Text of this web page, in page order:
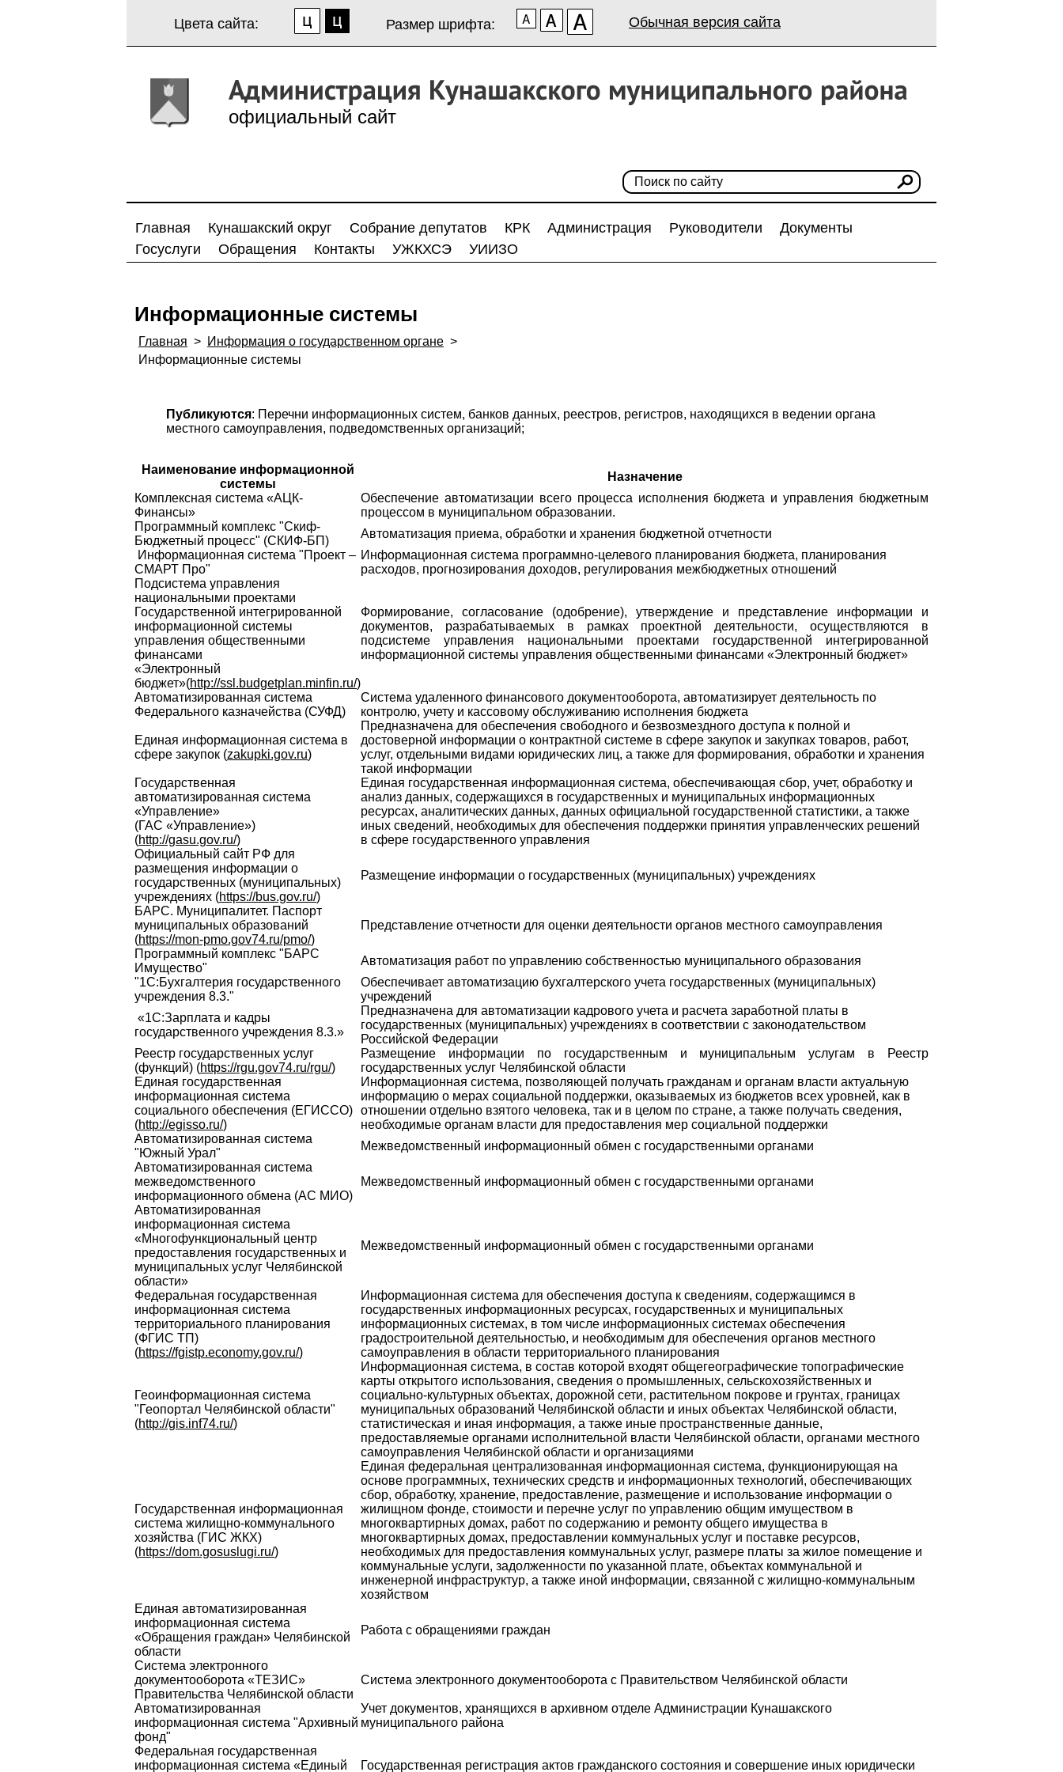
Цвета сайта: Размер шрифта: Обычная версия сайта
официальный сайт
Главная Кунашакский округ Собрание депутатов КРК Администрация Руководители
Документы
Госуслуги
Обращения Контакты УЖКХСЭ УИИЗО
Информационные системы
Главная > Информация о государственном органе >
Информационные системы
Публикуются: Перечни информационных систем, банков данных, реестров, регистров, находящихся в ведении органа
местного самоуправления, подведомственных организаций;
Наименование информационной
системы
Назначение
Комплексная система «АЦК-
Финансы»
Обеспечение автоматизации всего процесса исполнения бюджета и управления бюджетным
процессом в муниципальном образовании.
Программный комплекс "Скиф-
Бюджетный процесс" (СКИФ-БП)
Автоматизация приема, обработки и хранения бюджетной отчетности
Информационная система "Проект –
СМАРТ Про"
Информационная система программно-целевого планирования бюджета, планирования
расходов, прогнозирования доходов, регулирования межбюджетных отношений
Подсистема управления
национальными проектами
Государственной интегрированной
информационной системы
управления общественными
финансами
«Электронный
бюджет»(http://ssl.budgetplan.minfin.ru/)
Формирование, согласование (одобрение), утверждение и представление информации и
документов, разрабатываемых в рамках проектной деятельности, осуществляются в
подсистеме управления национальными проектами государственной интегрированной
информационной системы управления общественными финансами «Электронный бюджет»
Автоматизированная система
Федерального казначейства (СУФД)
Система удаленного финансового документооборота, автоматизирует деятельность по
контролю, учету и кассовому обслуживанию исполнения бюджета
Единая информационная система в
сфере закупок (zakupki.gov.ru)
Предназначена для обеспечения свободного и безвозмездного доступа к полной и
достоверной информации о контрактной системе в сфере закупок и закупках товаров, работ,
услуг, отдельными видами юридических лиц, а также для формирования, обработки и хранения
такой информации
Государственная
автоматизированная система
«Управление»
(ГАС «Управление»)
(http://gasu.gov.ru/)
Единая государственная информационная система, обеспечивающая сбор, учет, обработку и
анализ данных, содержащихся в государственных и муниципальных информационных
ресурсах, аналитических данных, данных официальной государственной статистики, а также
иных сведений, необходимых для обеспечения поддержки принятия управленческих решений
в сфере государственного управления
Официальный сайт РФ для
размещения информации о
государственных (муниципальных)
учреждениях (https://bus.gov.ru/)
Размещение информации о государственных (муниципальных) учреждениях
БАРС. Муниципалитет. Паспорт
муниципальных образований
(https://mon-pmo.gov74.ru/pmo/)
Представление отчетности для оценки деятельности органов местного самоуправления
Программный комплекс "БАРС
Имущество"
Автоматизация работ по управлению собственностью муниципального образования
"1С:Бухгалтерия государственного
учреждения 8.3."
Обеспечивает автоматизацию бухгалтерского учета государственных (муниципальных)
учреждений
«1С:Зарплата и кадры
государственного учреждения 8.3.»
Предназначена для автоматизации кадрового учета и расчета заработной платы в
государственных (муниципальных) учреждениях в соответствии с законодательством
Российской Федерации
Реестр государственных услуг
(функций) (https://rgu.gov74.ru/rgu/)
Размещение информации по государственным и муниципальным услугам в Реестр
государственных услуг Челябинской области
Единая государственная
информационная система
социального обеспечения (ЕГИССО)
(http://egisso.ru/)
Информационная система, позволяющей получать гражданам и органам власти актуальную
информацию о мерах социальной поддержки, оказываемых из бюджетов всех уровней, как в
отношении отдельно взятого человека, так и в целом по стране, а также получать сведения,
необходимые органам власти для предоставления мер социальной поддержки
Автоматизированная система
"Южный Урал"
Межведомственный информационный обмен с государственными органами
Автоматизированная система
межведомственного
информационного обмена (АС МИО)
Межведомственный информационный обмен с государственными органами
Автоматизированная
информационная система
«Многофункциональный центр
предоставления государственных и
муниципальных услуг Челябинской
области»
Межведомственный информационный обмен с государственными органами
Федеральная государственная
информационная система
территориального планирования
(ФГИС ТП)
(https://fgistp.economy.gov.ru/)
Информационная система для обеспечения доступа к сведениям, содержащимся в
государственных информационных ресурсах, государственных и муниципальных
информационных системах, в том числе информационных системах обеспечения
градостроительной деятельностью, и необходимым для обеспечения органов местного
самоуправления в области территориального планирования
Геоинформационная система
"Геопортал Челябинской области"
(http://gis.inf74.ru/)
Информационная система, в состав которой входят общегеографические топографические
карты открытого использования, сведения о промышленных, сельскохозяйственных и
социально-культурных объектах, дорожной сети, растительном покрове и грунтах, границах
муниципальных образований Челябинской области и иных объектах Челябинской области,
статистическая и иная информация, а также иные пространственные данные,
предоставляемые органами исполнительной власти Челябинской области, органами местного
самоуправления Челябинской области и организациями
Государственная информационная
система жилищно-коммунального
хозяйства (ГИС ЖКХ)
(https://dom.gosuslugi.ru/)
Единая федеральная централизованная информационная система, функционирующая на
основе программных, технических средств и информационных технологий, обеспечивающих
сбор, обработку, хранение, предоставление, размещение и использование информации о
жилищном фонде, стоимости и перечне услуг по управлению общим имуществом в
многоквартирных домах, работ по содержанию и ремонту общего имущества в
многоквартирных домах, предоставлении коммунальных услуг и поставке ресурсов,
необходимых для предоставления коммунальных услуг, размере платы за жилое помещение и
коммунальные услуги, задолженности по указанной плате, объектах коммунальной и
инженерной инфраструктур, а также иной информации, связанной с жилищно-коммунальным
хозяйством
Единая автоматизированная
информационная система
«Обращения граждан» Челябинской
области
Работа с обращениями граждан
Система электронного
документооборота «ТЕЗИС»
Правительства Челябинской области
Система электронного документооборота с Правительством Челябинской области
Автоматизированная
информационная система "Архивный
фонд"
Учет документов, хранящихся в архивном отделе Администрации Кунашакского
муниципального района
Федеральная государственная
информационная система «Единый
Государственная регистрация актов гражданского состояния и совершение иных юридически